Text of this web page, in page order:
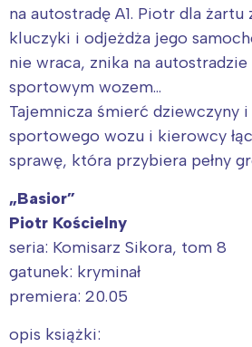
na autostradę A1. Piotr dla żartu
kluczyki i odjeżdża jego
nie wraca, znika na autostradzie
sportowym wozem…
Tajemnicza śmierć dziewczyny
sportowego wozu i kierowcy
sprawę, która przybiera pełny
„Basior”
Piotr Kościelny
seria: Komisarz Sikora, tom 8
gatunek: kryminał
premiera: 20.05
opis książki: